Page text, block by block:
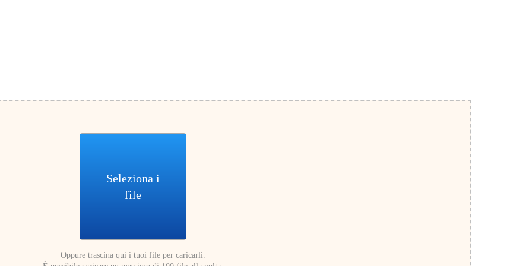
Seleziona i
file
Oppure trascina qui i tuoi file per caricarli.